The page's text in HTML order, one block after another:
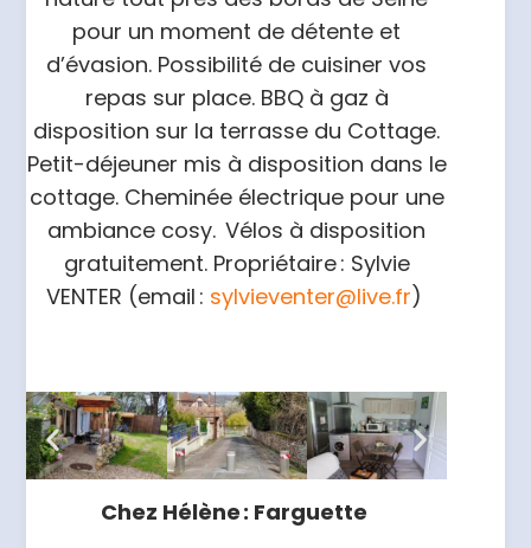
pour un moment de détente et
d’évasion. Possibilité de cuisiner vos
repas sur place. BBQ à gaz à
disposition sur la terrasse du Cottage.
Petit-déjeuner mis à disposition dans le
cottage. Cheminée électrique pour une
ambiance cosy. Vélos à disposition
gratuitement. Propriétaire : Sylvie
VENTER (email : sylvieventer@live.fr )
Chez Hélène : Farguette